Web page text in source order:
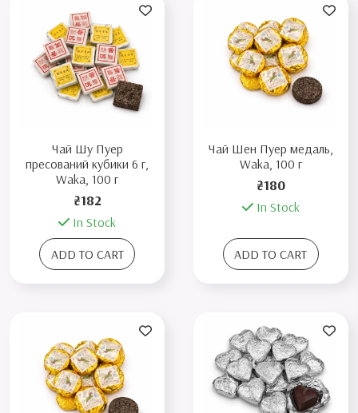
Чай Шу Пуер
пресований кубики 6 г,
Waka, 100 г
₴182
In Stock
ADD TO CART
Чай Шен Пуер медаль,
Waka, 100 г
₴180
In Stock
ADD TO CART